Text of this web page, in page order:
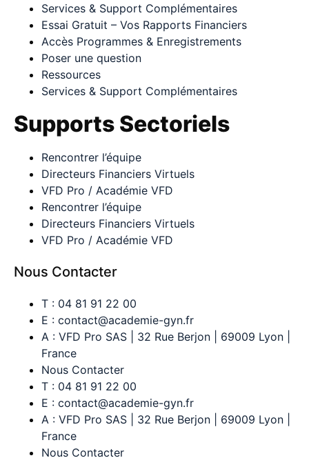
Services & Support Complémentaires
Essai Gratuit – Vos Rapports Financiers
Accès Programmes & Enregistrements
Poser une question
Ressources
Services & Support Complémentaires
Supports Sectoriels
Rencontrer l’équipe
Directeurs Financiers Virtuels
VFD Pro / Académie VFD
Rencontrer l’équipe
Directeurs Financiers Virtuels
VFD Pro / Académie VFD
Nous Contacter
T : 04 81 91 22 00
E : contact@academie-gyn.fr
A : VFD Pro SAS | 32 Rue Berjon | 69009 Lyon |
France
Nous Contacter
T : 04 81 91 22 00
E : contact@academie-gyn.fr
A : VFD Pro SAS | 32 Rue Berjon | 69009 Lyon |
France
Nous Contacter